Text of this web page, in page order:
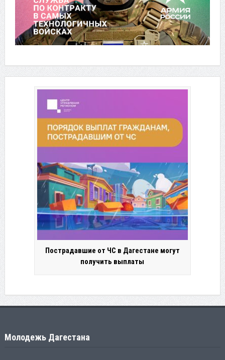
Пострадавшие от ЧС в Дагестане могут
получить выплаты
Молодежь Дагестана